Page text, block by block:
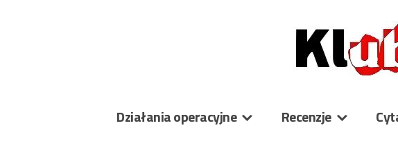
Działania operacyjne Recenzje